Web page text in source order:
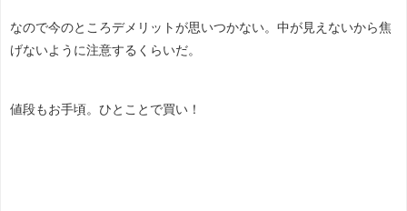
なので今のところデメリットが思いつかない。中が見えないから焦
げないように注意するくらいだ。
値段もお手頃。ひとことで買い！